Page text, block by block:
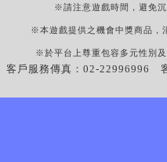
※請注意遊戲時間，避免
※本遊戲提供之機會中獎商品，
※於平台上尊重包容多元性別
客戶服務傳真：02-22996996